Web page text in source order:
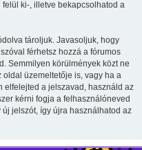
ki-, illetve bekapcsolhatod a
tároljuk. Javasoljuk, hogy
férhetsz hozzá a fórumos
Semmilyen körülmények közt ne
üzemeltetője is, vagy ha a
elfelejted a jelszavad, használd az
kérni fogja a felhasználóneved
jelszót, így újra használhatod az